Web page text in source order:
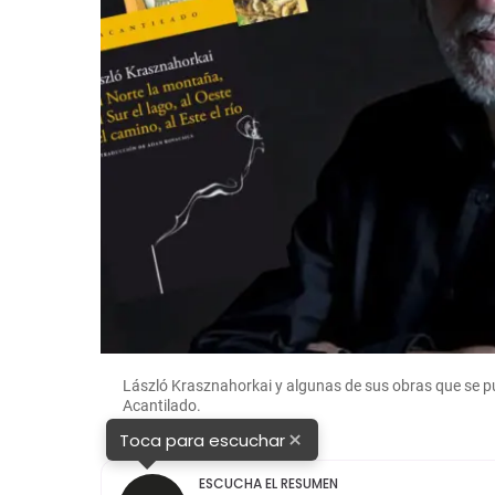
László Krasznahorkai y algunas de sus obras que se
Acantilado.
Toca para escuchar×
ESCUCHA EL RESUMEN